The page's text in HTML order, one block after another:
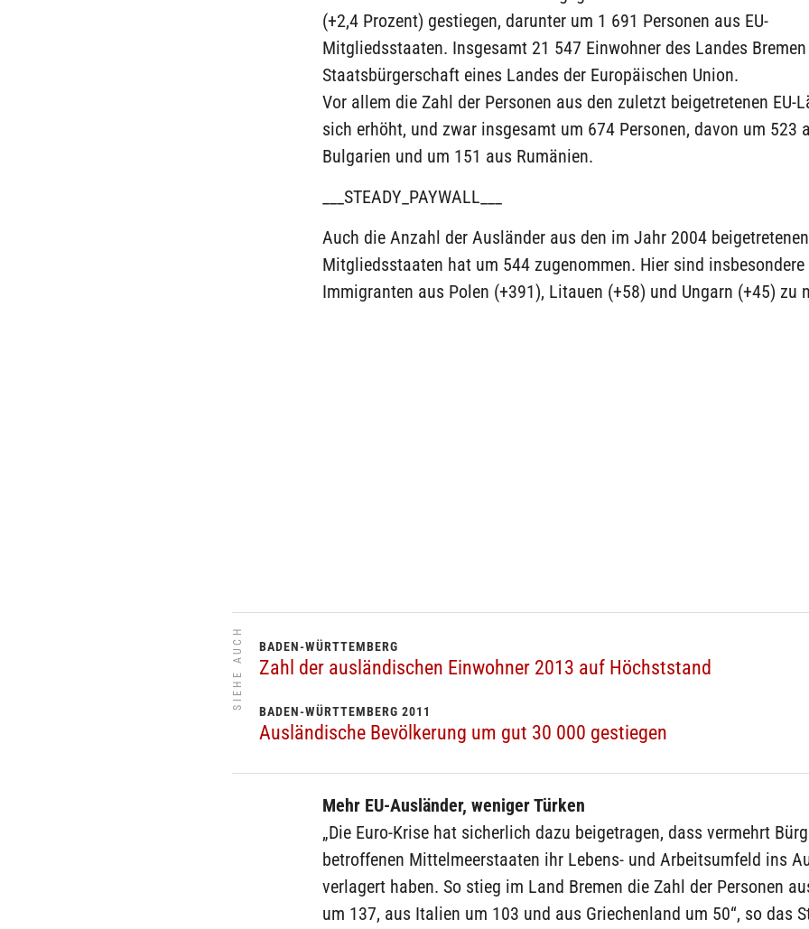
(+2,4 Prozent) gestiegen, darunter um 1 691 Personen aus EU-
Mitgliedsstaaten. Insgesamt 21 547 Einwohner des Landes
Staatsbürgerschaft eines Landes der Europäischen Union.
Vor allem die Zahl der Personen aus den zuletzt beigetretenen EU-
sich erhöht, und zwar insgesamt um 674 Personen, davon um 523
Bulgarien und um 151 aus Rumänien.
___STEADY_PAYWALL___
Auch die Anzahl der Ausländer aus den im Jahr 2004 beigetretenen
Mitgliedsstaaten hat um 544 zugenommen. Hier sind insbesondere
Immigranten aus Polen (+391), Litauen (+58) und Ungarn (+45) zu
SIEHE AUCH BADEN-WÜRTTEMBERG
Zahl der ausländischen Einwohner 2013 auf Höchststand
BADEN-WÜRTTEMBERG 2011
Ausländische Bevölkerung um gut 30 000 gestiegen
Mehr EU-Ausländer, weniger Türken
„Die Euro-Krise hat sicherlich dazu beigetragen, dass vermehrt
betroffenen Mittelmeerstaaten ihr Lebens- und Arbeitsumfeld ins
verlagert haben. So stieg im Land Bremen die Zahl der Personen
um 137, aus Italien um 103 und aus Griechenland um 50“, so das